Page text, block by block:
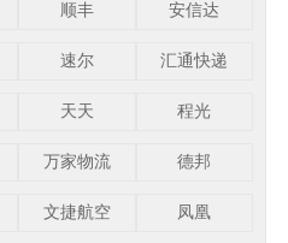
顺丰 安信达
速尔 汇通快递
天天 程光
万家物流 德邦
文捷航空 凤凰